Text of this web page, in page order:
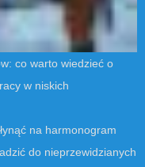
co warto wiedzieć o
w niskich
na harmonogram
do nieprzewidzianych